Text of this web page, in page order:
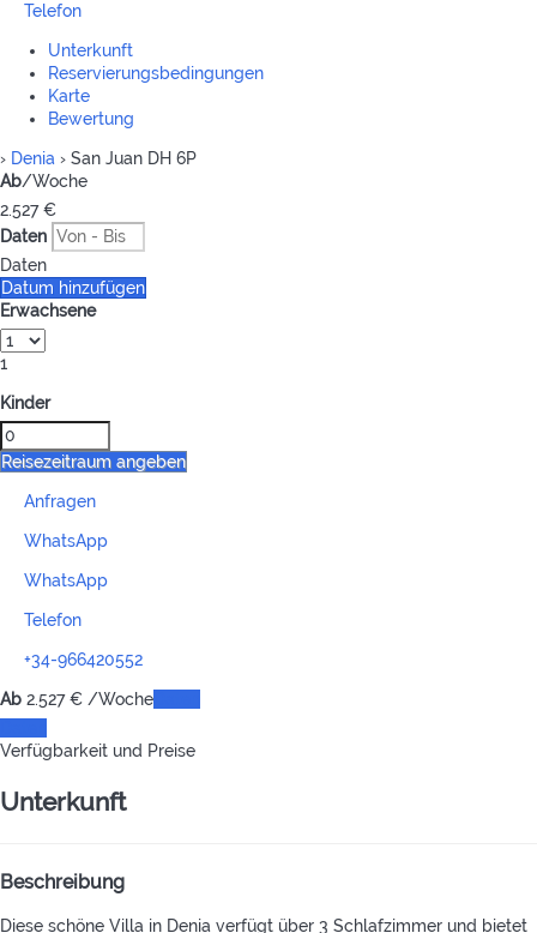
Telefon
Unterkunft
Reservierungsbedingungen
Karte
Bewertung
› Denia › San Juan DH 6P
Ab/Woche
2.527€
Daten
Daten
Datum hinzufügen
Erwachsene
1
Kinder
Reisezeitraum angeben
Anfragen
WhatsApp
WhatsApp
Telefon
+34-966420552
Ab 2.527€ /Woche
Verfügbarkeit und Preise
Unterkunft
Beschreibung
Diese schöne Villa in Denia verfügt über 3 Schlafzimmer und bietet